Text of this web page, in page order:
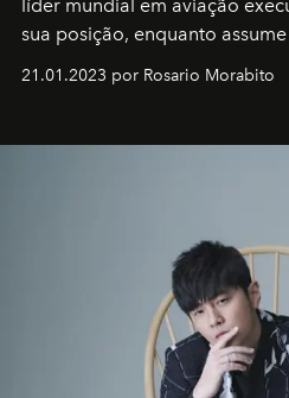
líder mundial em aviação
sua posição, enquanto
21.01.2023 por Rosario Morabito